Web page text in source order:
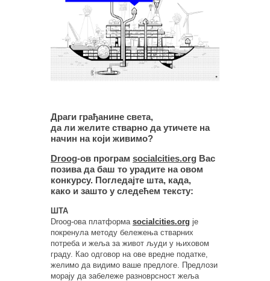
Драги грађанине света,
да ли желите стварно да утичете на
начин на који живимо?
Droog-ов програм socialcities.org Вас
позива да баш то урадите на овом
конкурсу. Погледајте шта, када,
како и зашто у следећем тексту:
ШТА
Droog-ова платформа socialcities.org је
покренула методу бележења стварних
потреба и жеља за живот људи у њиховом
граду. Као одговор на ове вредне податке,
желимо да видимо ваше предлоге. Предлози
морају да забележе разноврсност жеља